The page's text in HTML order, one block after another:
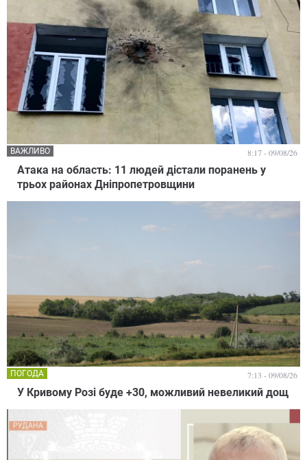
Атака на область: 11 людей дістали поранень у
трьох районах Дніпропетровщини
ВАЖЛИВО 8:17 - 09/08/26
У Кривому Розі буде +30, можливий невеликий дощ
ПОГОДА 7:13 - 09/08/26